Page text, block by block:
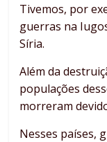
Tivemos, por
guerras na
Síria.
Além da
populações
morreram
Nesses países,